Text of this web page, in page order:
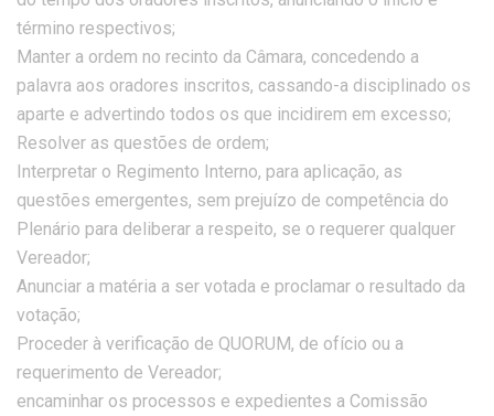
término respectivos;
Manter a ordem no recinto da Câmara, concedendo a
palavra aos oradores inscritos, cassando-a disciplinado os
aparte e advertindo todos os que incidirem em excesso;
Resolver as questões de ordem;
Interpretar o Regimento Interno, para aplicação, as
questões emergentes, sem prejuízo de competência do
Plenário para deliberar a respeito, se o requerer qualquer
Vereador;
Anunciar a matéria a ser votada e proclamar o resultado da
votação;
Proceder à verificação de QUORUM, de ofício ou a
requerimento de Vereador;
encaminhar os processos e expedientes a Comissão